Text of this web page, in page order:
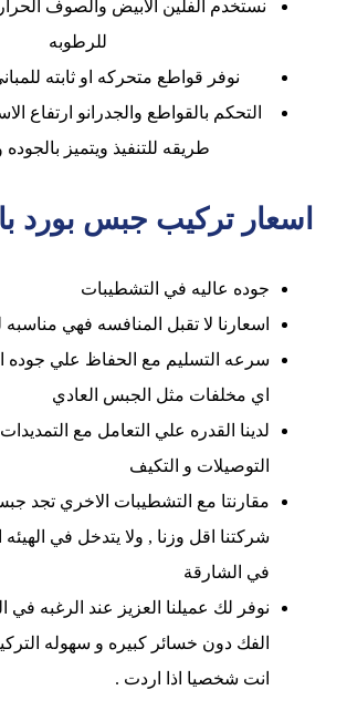
نستخدم الفلين الابيض والصوف
للرطوبه
نوفر قواطع متحركه او ثابته
التحكم بالقواطع والجدرانو ارتفاع
طريقه للتنفيذ ويتميز بالجوده
اسعار تركيب جبس بورد
جوده عاليه في التشطيبات
اسعارنا لا تقبل المنافسه فهي مناسبه
سرعه التسليم مع الحفاظ علي جوده
اي مخلفات مثل الجبس العادي
لدينا القدره علي التعامل مع التمديدات
التوصيلات و التكيف
مقارنتا مع التشطيبات الاخري تجد
شركتنا اقل وزنا , ولا يتدخل في الهيئه
في الشارقة
نوفر لك عميلنا العزيز عند الرغبه في
الفك دون خسائر كبيره و سهوله
انت شخصيا اذا اردت .